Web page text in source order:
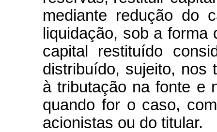
mediante redução do
liquidação, sob a
capital restituído
distribuído, sujeito, nos
à tributação na fonte e
quando for o caso,
acionistas ou do titular.